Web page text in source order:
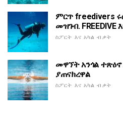
ምርጥ freedivers
መዝገብ. FREEDIVE
ስፖርት እና አካል ብቃት
መዋኘት አንጎል
ያጠናክረዋል
ስፖርት እና አካል ብቃት